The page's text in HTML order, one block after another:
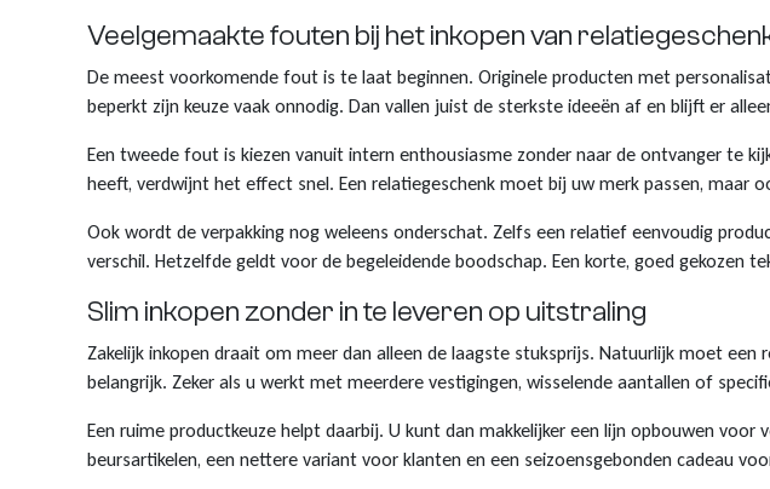
Veelgemaakte fouten bij het inkopen van
De meest voorkomende fout is te laat beginnen. Originele producten met
beperkt zijn keuze vaak onnodig. Dan vallen juist de sterkste ideeën af en blijft er
Een tweede fout is kiezen vanuit intern enthousiasme zonder naar de ontvanger te
heeft, verdwijnt het effect snel. Een relatiegeschenk moet bij uw merk passen, maar
Ook wordt de verpakking nog weleens onderschat. Zelfs een relatief eenvoudig
verschil. Hetzelfde geldt voor de begeleidende boodschap. Een korte, goed gekozen
Slim inkopen zonder in te leveren op uitstraling
Zakelijk inkopen draait om meer dan alleen de laagste stuksprijs. Natuurlijk moet
belangrijk. Zeker als u werkt met meerdere vestigingen, wisselende aantallen of
Een ruime productkeuze helpt daarbij. U kunt dan makkelijker een lijn opbouwen
beursartikelen, een nettere variant voor klanten en een seizoensgebonden cadeau